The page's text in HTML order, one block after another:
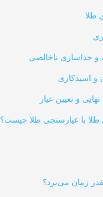
طلا
با عیارسنجی طلا چیست؟
زمان می‌برد؟